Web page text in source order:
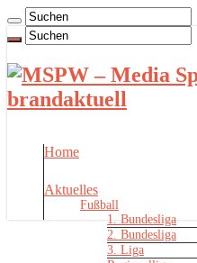
brandaktuell
Home
Aktuelles
Fußball
1. Bundesliga
2. Bundesliga
3. Liga